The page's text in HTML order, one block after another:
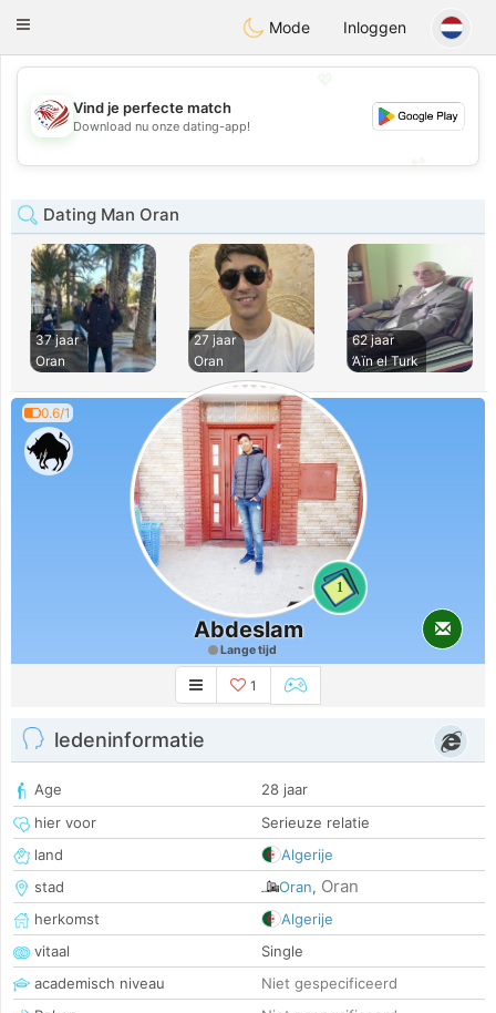
StatesDating
Toggle
Mode Inloggen
💖
💕
Vind je perfecte match
Download nu onze dating-app!
Dating Man Oran
37 jaar
Oran
27 jaar
Oran
62 jaar
’Aïn el Turk
0.6/1
1
Abdeslam
Lange tijd
1
ledeninformatie
Age
28 jaar
hier voor
Serieuze relatie
land
Algerije
stad
Oran, Oran
herkomst
Algerije
vitaal
Single
academisch niveau
Niet gespecificeerd